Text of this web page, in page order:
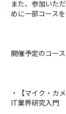
また、参加いた
めに一部コース
開催予定のコー
・【マイク・カ
IT業界研究入門